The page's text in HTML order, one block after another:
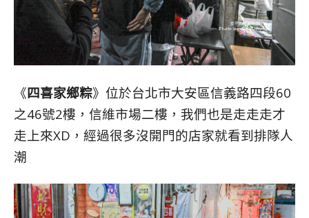
《四喜家鄉粽》位於台北市大安區信義路四段60
之46號2樓，信維市場二樓，我們也是走走走才
走上來XD，經過很多沒開門的店家就看到排隊人
潮